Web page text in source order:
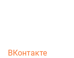
ВКонтакте